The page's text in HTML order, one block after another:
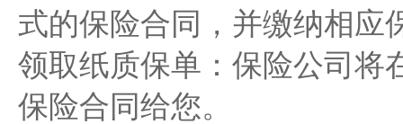
式的保险合同，并缴纳相应
领取纸质保单：保险公司将
保险合同给您。